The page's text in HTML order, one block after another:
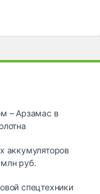
– Арзамас в
аккумуляторов
руб.
спецтехники